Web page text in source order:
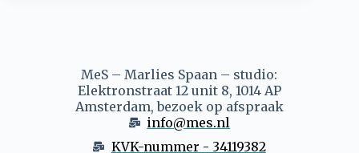
MeS – Marlies Spaan – studio:
Elektronstraat 12 unit 8, 1014 AP
Amsterdam, bezoek op afspraak
info@mes.nl
KVK-nummer - 34119382